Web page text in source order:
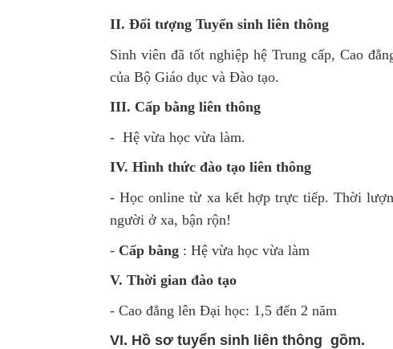
II. Đối tượng Tuyển sinh liên thông
Sinh viên đã tốt nghiệp hệ Trung cấp, Cao
của Bộ Giáo dục và Đào tạo.
III. Cấp bằng liên thông
- Hệ vừa học vừa làm.
IV. Hình thức đào tạo liên thông
- Học online từ xa kết hợp trực tiếp. Thời
người ở xa, bận rộn!
- Cấp bằng : Hệ vừa học vừa làm
V. Thời gian đào tạo
- Cao đẳng lên Đại học: 1,5 đến 2 năm
VI. Hồ sơ tuyển sinh liên thông gồm.